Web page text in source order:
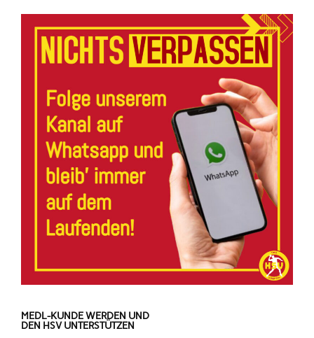
MEDL-KUNDE WERDEN UND
DEN HSV UNTERSTÜTZEN